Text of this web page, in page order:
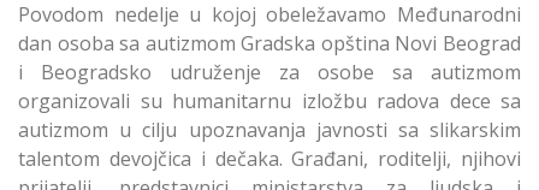
Povodom nedelje u kojoj obeležavamo Međunarodni
dan osoba sa autizmom Gradska opština Novi Beograd
i Beogradsko udruženje za osobe sa autizmom
organizovali su humanitarnu izložbu radova dece sa
autizmom u cilju upoznavanja javnosti sa slikarskim
talentom devojčica i dečaka. Građani, roditelji, njihovi